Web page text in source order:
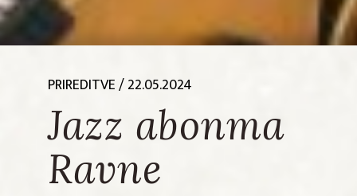
PRIREDITVE/ 22.05.2024
Jazz abonma
Ravne